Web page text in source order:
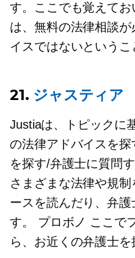
す。ここでも覚えて
は、無料の法律相談
イスではないというこ
21. ジャスティア
Justiaは、トピックに
の法律アドバイスを
を探す/弁護士に質問
さまざまな法律や規
ースを読んだり、弁
す。 プロボノ ここで
ら、お近くの弁護士を